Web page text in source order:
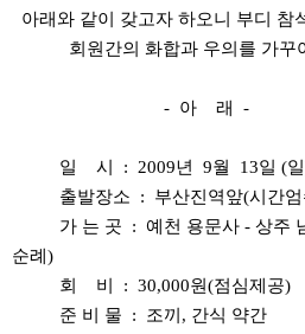
아래와 같이 갖고자 하오니 부디 참
회원간의 화합과 우의를 가꾸어
- 아 래 -
일 시 : 2009년 9월 13일 (일)
출발장소 : 부산진역앞(시간엄
가 는 곳 : 예천 용문사 - 상주 남
순례)
회 비 : 30,000원(점심제공)
준 비 물 : 조끼, 간식 약간